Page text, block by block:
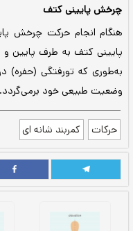
یعنی وضعیت
از پایه مهره‌ها
پایه مهره (ستون